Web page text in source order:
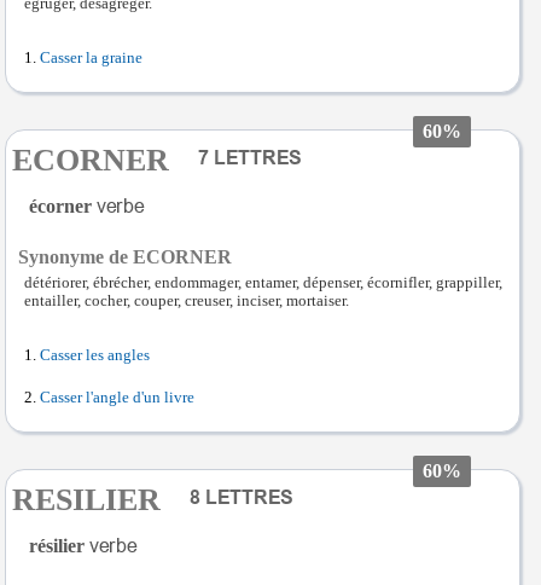
égruger, désagréger.
Casser la graine
60%
ECORNER
écorner
Synonyme de ECORNER
détériorer, ébrécher, endommager, entamer, dépenser, écornifler, grappiller,
entailler, cocher, couper, creuser, inciser, mortaiser.
Casser les angles
Casser l'angle d'un livre
60%
RESILIER
résilier